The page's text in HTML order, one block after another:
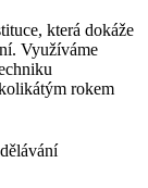
která dokáže
Využíváme
rokem